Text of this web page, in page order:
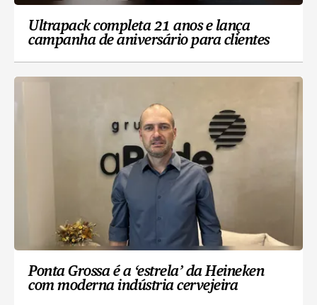
Ultrapack completa 21 anos e lança
campanha de aniversário para clientes
Ponta Grossa é a ‘estrela’ da Heineken
com moderna indústria cervejeira